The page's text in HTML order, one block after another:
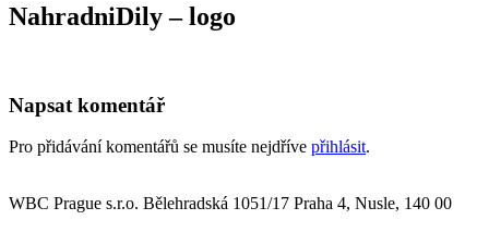
NahradniDily – logo
Napsat komentář
Pro přidávání komentářů se musíte nejdříve přihlásit.
WBC Prague s.r.o. Bělehradská 1051/17 Praha 4, Nusle, 140 00